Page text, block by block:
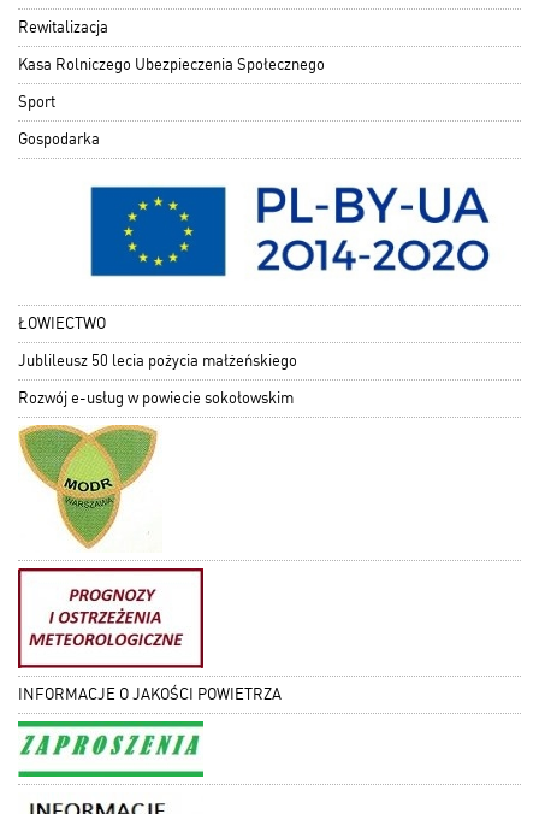
Rewitalizacja
Kasa Rolniczego Ubezpieczenia Społecznego
Sport
Gospodarka
ŁOWIECTWO
Jublileusz 50 lecia pożycia małżeńskiego
Rozwój e-usług w powiecie sokołowskim
INFORMACJE O JAKOŚCI POWIETRZA